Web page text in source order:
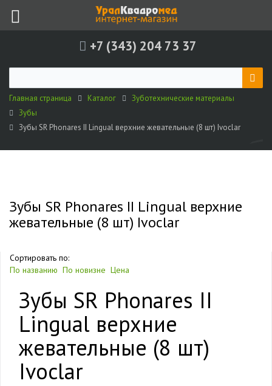
+7 (343) 204 73 37
Главная страница Каталог
Зуботехнические материалы
Зубы
Зубы SR Phonares II Lingual верхние жевательные (8 шт) Ivoclar
Зубы SR Phonares II Lingual верхние
жевательные (8 шт) Ivoclar
Сортировать по:
По названию По новизне Цена
Зубы SR Phonares II
Lingual верхние
жевательные (8 шт)
Ivoclar